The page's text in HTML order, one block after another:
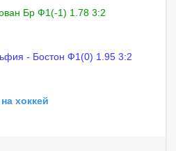
Бр Ф1(-1) 1.78 3:2
- Бостон Ф1(0) 1.95 3:2
хоккей